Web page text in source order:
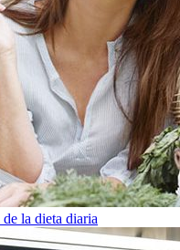
la dieta diaria